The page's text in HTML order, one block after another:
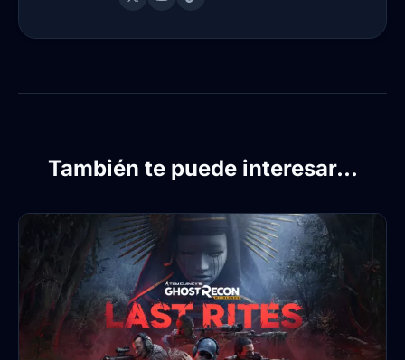
También te puede interesar...